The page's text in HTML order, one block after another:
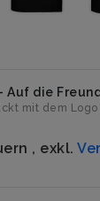
Auf die
mit dem Logo
, exkl.